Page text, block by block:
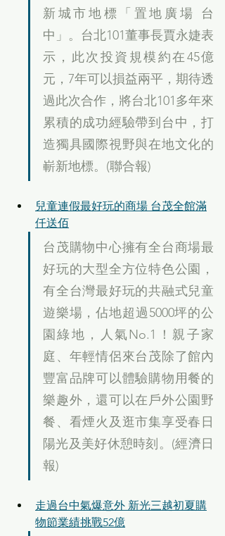
新城市地標「置地廣場 台
中」。台北101董事長賈永婕表
示，此次投資規模約在45億
元，7年可以損益兩平，期待透
過此次合作，將台北101多年來
累積的成功經驗帶到台中，打
造獨具國際視野與在地文化的
嶄新地標。(聯合報)
兒童連假最好玩的商場 台茂全館滿
仟送佰
台茂購物中心擁有全台商場最
好玩的大型全方位特色公園，
有全台灣最好玩的共融式兒童
遊樂場，佔地超過5000坪的公
園綠地，人氣No.1！親子家
庭、年輕情侶來台茂除了館內
豐富品牌可以體驗購物用餐的
樂趣外，還可以在戶外公園野
餐、看煙火及逛市集享受春日
陽光及美好休憩時刻。(經濟日
報)
走過台中氣爆意外 新光三越初夏購
物節業績挑戰52億